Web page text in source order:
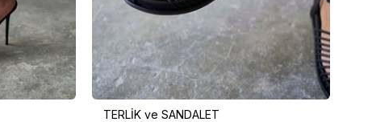
TERLİK ve SANDALET